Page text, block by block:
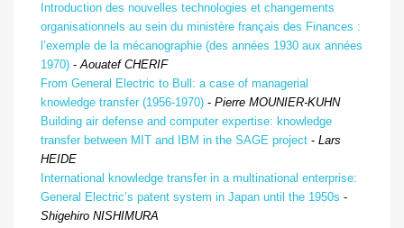
Introduction des nouvelles technologies et changements
organisationnels au sein du ministère français des Finances :
l’exemple de la mécanographie (des années 1930 aux années
1970) -Aouatef CHERIF
From General Electric to Bull: a case of managerial
knowledge transfer (1956-1970) - Pierre MOUNIER-KUHN
Building air defense and computer expertise: knowledge
transfer between MIT and IBM in the SAGE project - Lars
HEIDE
International knowledge transfer in a multinational enterprise:
General Electric’s patent system in Japan until the 1950s -
Shigehiro NISHIMURA